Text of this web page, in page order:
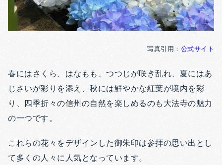
写真引用： 公式サイト
春にはさくら、はなもも、つつじが咲き乱れ、夏にはあ
じさいが彩りを添え、秋には鮮やかな紅葉が境内を彩
り、四季折々の信州の自然を楽しめるのも大法寺の魅力
の一つです。
これらの花々をデザインした御朱印は参拝の思い出とし
て多くの人々に人気となっています。